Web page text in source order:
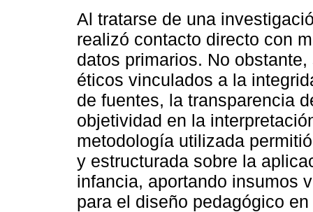
Al tratarse de una
realizó contacto directo con
datos primarios. No
éticos vinculados a la
de fuentes, la transparencia
objetividad en la
metodología utilizada
y estructurada sobre la
infancia, aportando insumos
para el diseño pedagógico